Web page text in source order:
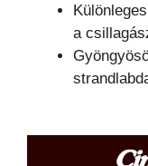
a